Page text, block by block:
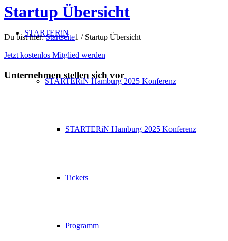
STARTERiN
STARTERiN Hamburg 2025 Konferenz
STARTERiN Hamburg 2025 Konferenz
Tickets
Programm
Startup Übersicht
Du bist hier: Startseite1 / Startup Übersicht
Jetzt kostenlos Mitglied werden
Unternehmen stellen sich vor